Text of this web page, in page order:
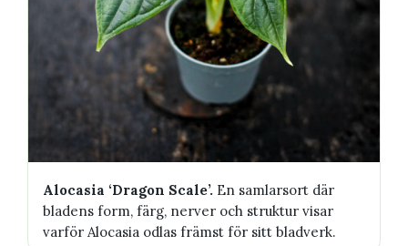
Alocasia ‘Dragon Scale’. En samlarsort där
bladens form, färg, nerver och struktur visar
varför Alocasia odlas främst för sitt bladverk.